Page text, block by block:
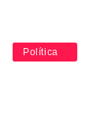
Educació
Política